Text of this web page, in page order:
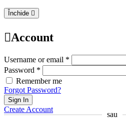
Închide
Account
Username or email *
Password *
Remember me
Forgot Password?
Sign In
Create Account
sau